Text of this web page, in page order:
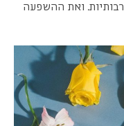
ואת ההשפעה